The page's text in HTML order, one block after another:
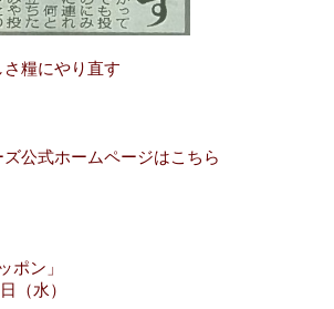
糧にやり直す
公式ホームページはこちら
ポン」
（水）